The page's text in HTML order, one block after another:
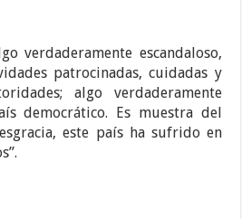
verdaderamente escandaloso,
patrocinadas, cuidadas y
algo verdaderamente
democrático. Es muestra del
este país ha sufrido en